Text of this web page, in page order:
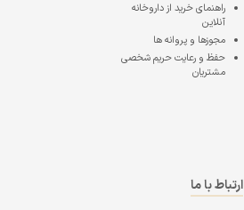
راهنمای خرید از داروخانه
آنلاین
مجوزها و پروانه ها
حفظ و رعایت حریم شخصی
مشتریان
ارتباط با ما